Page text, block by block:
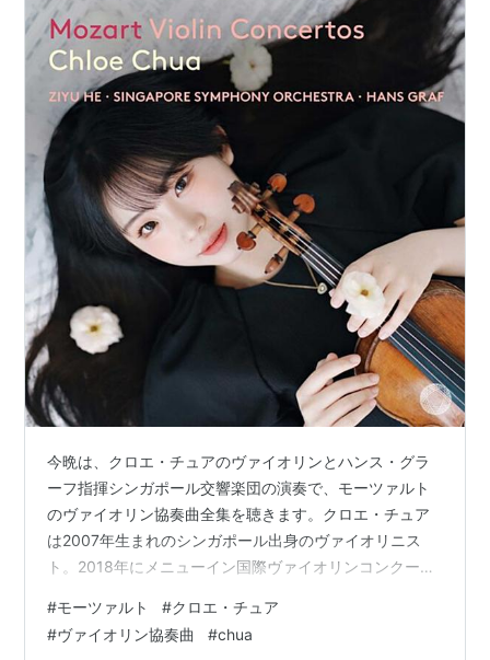
今晩は、クロエ・チュアのヴァイオリンとハンス・グラ
ーフ指揮シンガポール交響楽団の演奏で、モーツァルト
のヴァイオリン協奏曲全集を聴きます。クロエ・チュア
は2007年生まれのシンガポール出身のヴァイオリニス
ト。2018年にメニューイン国際ヴァイオリンコンクール
得。この快挙により、国際的な注目を集めるようになり
ます。このアルバムは2022年に録音されたもので、彼女
#モーツァルト #クロエ・チュア
#ヴァイオリン協奏曲 #chua